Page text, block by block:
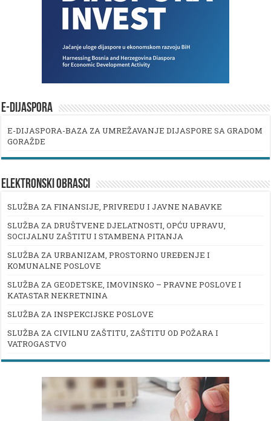
E-DIJASPORA
E-DIJASPORA-BAZA ZA UMREŽAVANJE DIJASPORE SA GRADOM
GORAŽDE
ELEKTRONSKI OBRASCI
SLUŽBA ZA FINANSIJE, PRIVREDU I JAVNE NABAVKE
SLUŽBA ZA DRUŠTVENE DJELATNOSTI, OPĆU UPRAVU,
SOCIJALNU ZAŠTITU I STAMBENA PITANJA
SLUŽBA ZA URBANIZAM, PROSTORNO UREĐENJE I
KOMUNALNE POSLOVE
SLUŽBA ZA GEODETSKE, IMOVINSKO – PRAVNE POSLOVE I
KATASTAR NEKRETNINA
SLUŽBA ZA INSPEKCIJSKE POSLOVE
SLUŽBA ZA CIVILNU ZAŠTITU, ZAŠTITU OD POŽARA I
VATROGASTVO